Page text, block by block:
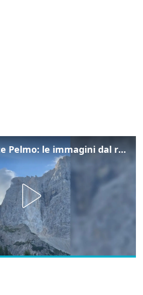
Frana sul Monte Pelmo: le immagini dal rifugio Città di Fiume